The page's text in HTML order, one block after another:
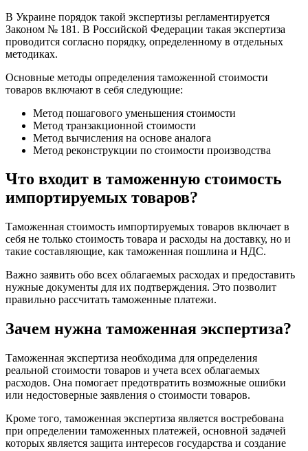
В Украине порядок такой экспертизы регламентируется
Законом № 181. В Российской Федерации такая экспертиза
проводится согласно порядку, определенному в отдельных
методиках.
Основные методы определения таможенной стоимости
товаров включают в себя следующие:
Метод пошагового уменьшения стоимости
Метод транзакционной стоимости
Метод вычисления на основе аналога
Метод реконструкции по стоимости производства
Что входит в таможенную стоимость
импортируемых товаров?
Таможенная стоимость импортируемых товаров включает в
себя не только стоимость товара и расходы на доставку, но и
такие составляющие, как таможенная пошлина и НДС.
Важно заявить обо всех облагаемых расходах и предоставить
нужные документы для их подтверждения. Это позволит
правильно рассчитать таможенные платежи.
Зачем нужна таможенная экспертиза?
Таможенная экспертиза необходима для определения
реальной стоимости товаров и учета всех облагаемых
расходов. Она помогает предотвратить возможные ошибки
или недостоверные заявления о стоимости товаров.
Кроме того, таможенная экспертиза является востребована
при определении таможенных платежей, основной задачей
которых является защита интересов государства и создание